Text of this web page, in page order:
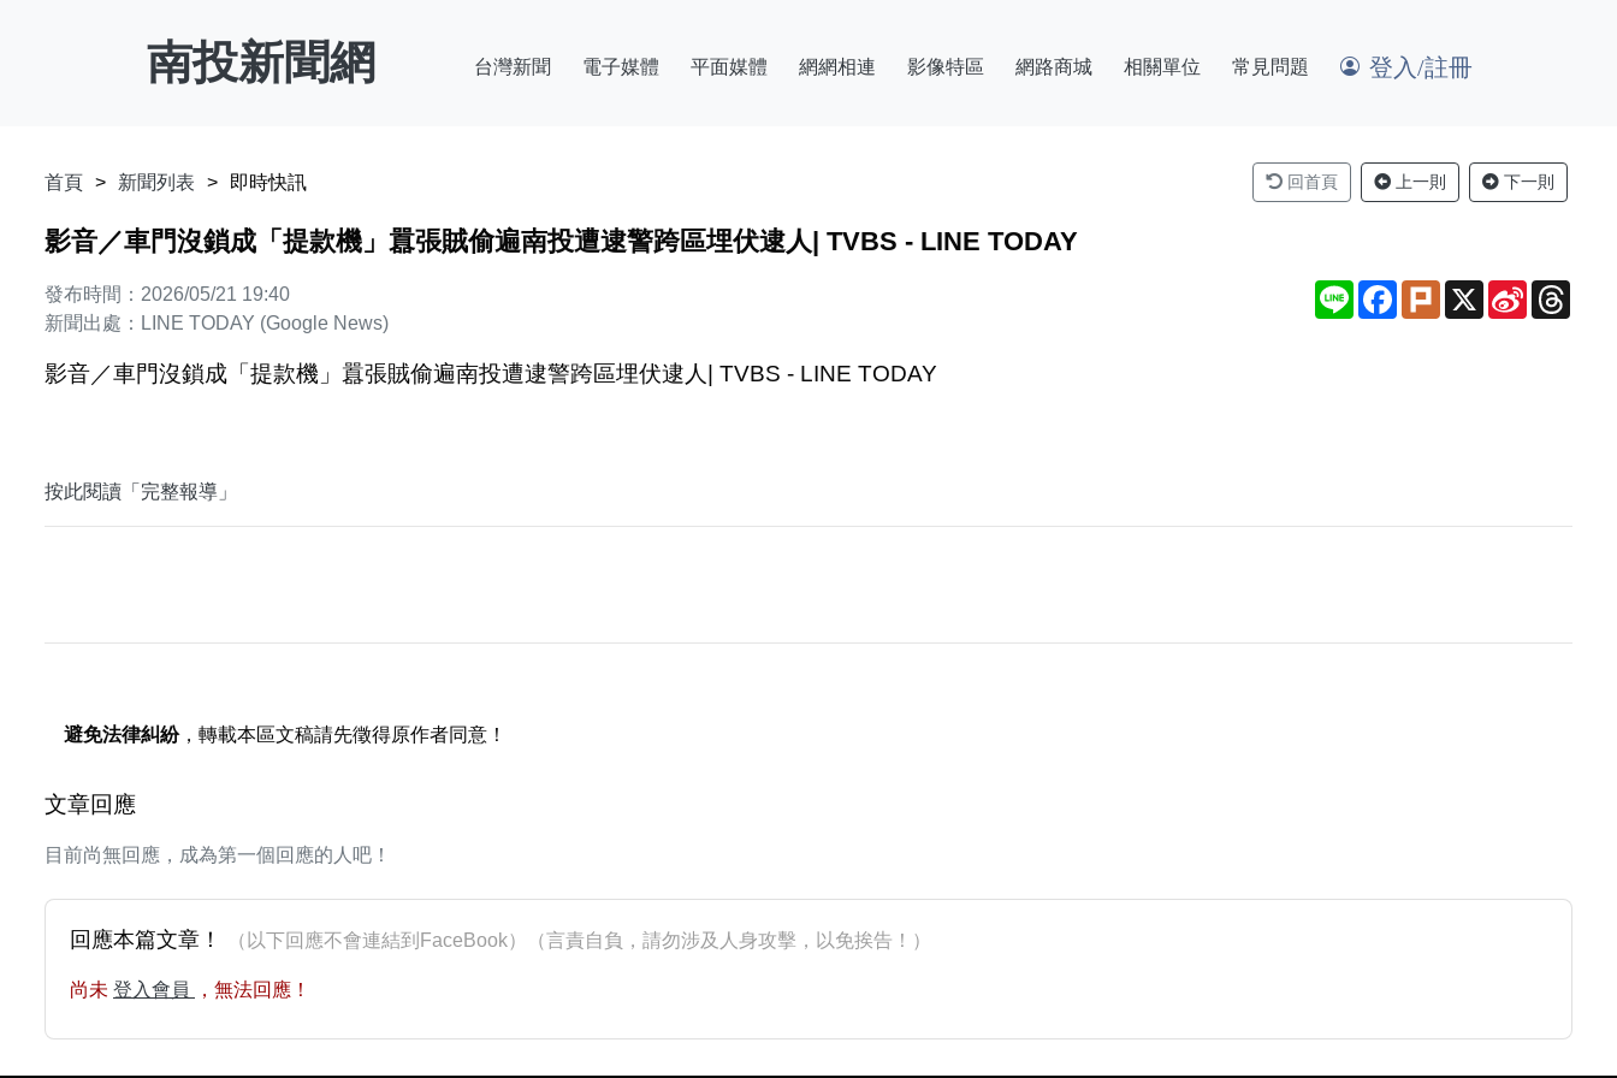
南投新聞網 台灣新聞 電子媒體 平面媒體 網網相連 影像特區 網路商城 相關單位 常見問題 登入/註冊
首頁 新聞列表 即時快訊 回首頁 上一則 下一則
影音／車門沒鎖成「提款機」囂張賊偷遍南投遭逮警跨區埋伏逮人| TVBS - LINE TODAY
發布時間：2026/05/21 19:40
新聞出處：LINE TODAY (Google News)
Line Facebook
Plurk X
Sina
Weibo
影音／車門沒鎖成「提款機」囂張賊偷遍南投遭逮警跨區埋伏逮人| TVBS - LINE TODAY
按此閱讀「完整報導」
避免法律糾紛，轉載本區文稿請先徵得原作者同意！
文章回應
目前尚無回應，成為第一個回應的人吧！
回應本篇文章！ （以下回應不會連結到FaceBook）（言責自負，請勿涉及人身攻擊，以免挨告！）
尚未 登入會員 ，無法回應！